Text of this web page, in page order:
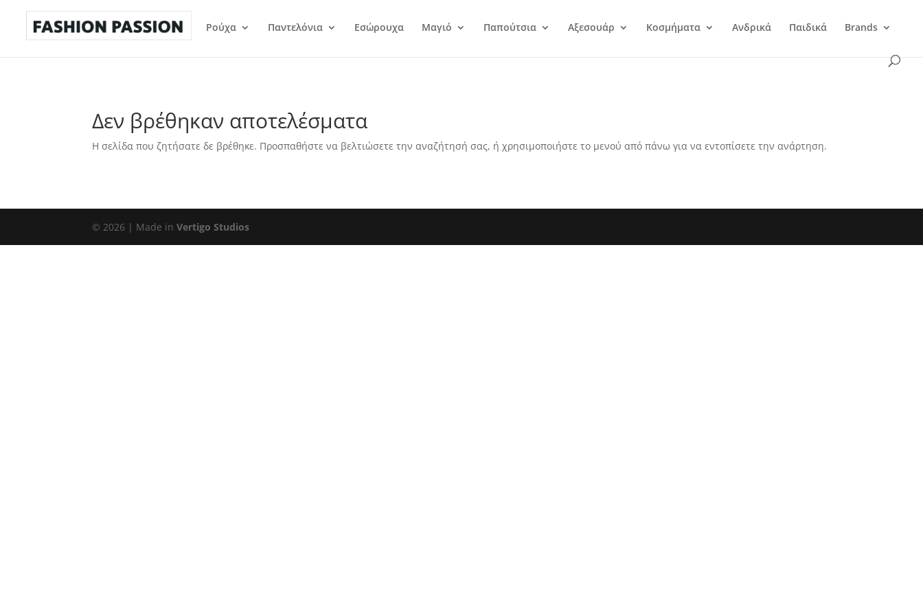
Ρούχα Παντελόνια Εσώρουχα Μαγιό Παπούτσια Αξεσουάρ Κοσμήματα Ανδρικά Παιδικά Brands
Δεν βρέθηκαν αποτελέσματα
Η σελίδα που ζητήσατε δε βρέθηκε. Προσπαθήστε να βελτιώσετε την αναζήτησή σας, ή χρησιμοποιήστε το μενού από πάνω για να εντοπίσετε την ανάρτηση.
© 2026 | Made inVertigo Studios